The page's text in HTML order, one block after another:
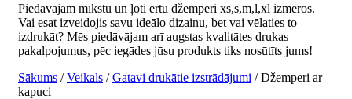
Piedāvājam mīkstu un ļoti ērtu džemperi xs,s,m,l,xl izmēros.
Vai esat izveidojis savu ideālo dizainu, bet vai vēlaties to
izdrukāt? Mēs piedāvājam arī augstas kvalitātes drukas
pakalpojumus, pēc iegādes jūsu produkts tiks nosūtīts jums!
Sākums /Veikals /Gatavi drukātie izstrādājumi / Džemperi ar
kapuci